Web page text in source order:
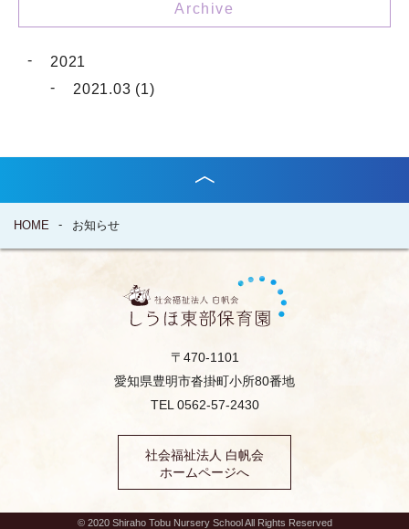
Archive
2021
2021.03 (1)
HOME お知らせ
〒470-1101
愛知県豊明市沓掛町小所80番地
TEL 0562-57-2430
社会福祉法人 白帆会
ホームページへ
© 2020 Shiraho Tobu Nursery School All Rights Reserved